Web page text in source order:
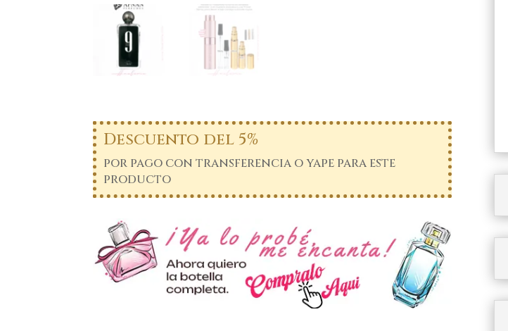
Descuento del 5%
por pago con transferencia o yape para este
producto